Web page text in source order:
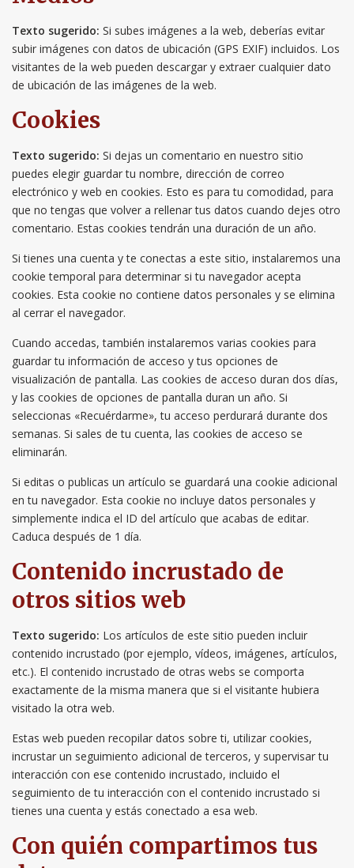
Texto sugerido: Si subes imágenes a la web, deberías evitar
subir imágenes con datos de ubicación (GPS EXIF) incluidos. Los
visitantes de la web pueden descargar y extraer cualquier dato
de ubicación de las imágenes de la web.
Cookies
Texto sugerido: Si dejas un comentario en nuestro sitio
puedes elegir guardar tu nombre, dirección de correo
electrónico y web en cookies. Esto es para tu comodidad, para
que no tengas que volver a rellenar tus datos cuando dejes otro
comentario. Estas cookies tendrán una duración de un año.
Si tienes una cuenta y te conectas a este sitio, instalaremos una
cookie temporal para determinar si tu navegador acepta
cookies. Esta cookie no contiene datos personales y se elimina
al cerrar el navegador.
Cuando accedas, también instalaremos varias cookies para
guardar tu información de acceso y tus opciones de
visualización de pantalla. Las cookies de acceso duran dos días,
y las cookies de opciones de pantalla duran un año. Si
seleccionas «Recuérdarme», tu acceso perdurará durante dos
semanas. Si sales de tu cuenta, las cookies de acceso se
eliminarán.
Si editas o publicas un artículo se guardará una cookie adicional
en tu navegador. Esta cookie no incluye datos personales y
simplemente indica el ID del artículo que acabas de editar.
Caduca después de 1 día.
Contenido incrustado de
otros sitios web
Texto sugerido: Los artículos de este sitio pueden incluir
contenido incrustado (por ejemplo, vídeos, imágenes, artículos,
etc.). El contenido incrustado de otras webs se comporta
exactamente de la misma manera que si el visitante hubiera
visitado la otra web.
Estas web pueden recopilar datos sobre ti, utilizar cookies,
incrustar un seguimiento adicional de terceros, y supervisar tu
interacción con ese contenido incrustado, incluido el
seguimiento de tu interacción con el contenido incrustado si
tienes una cuenta y estás conectado a esa web.
Con quién compartimos tus